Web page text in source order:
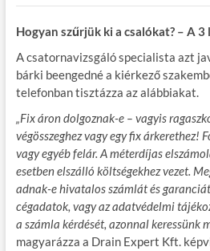
Hogyan szűrjük ki a csalókat? – A
A csatornavizsgáló specialista azt
bárki beengedné a kiérkező
telefonban tisztázza az alábbiakat.
„Fix áron dolgoznak-e – vagyis
végösszeghez vagy egy fix árkerethez!
vagy egyéb felár. A méterdíjas
esetben elszálló költségekhez vezet.
adnak-e hivatalos számlát és
cégadatok, vagy az adatvédelmi
a számla kérdését, azonnal keressünk
magyarázza a Drain Expert Kft.